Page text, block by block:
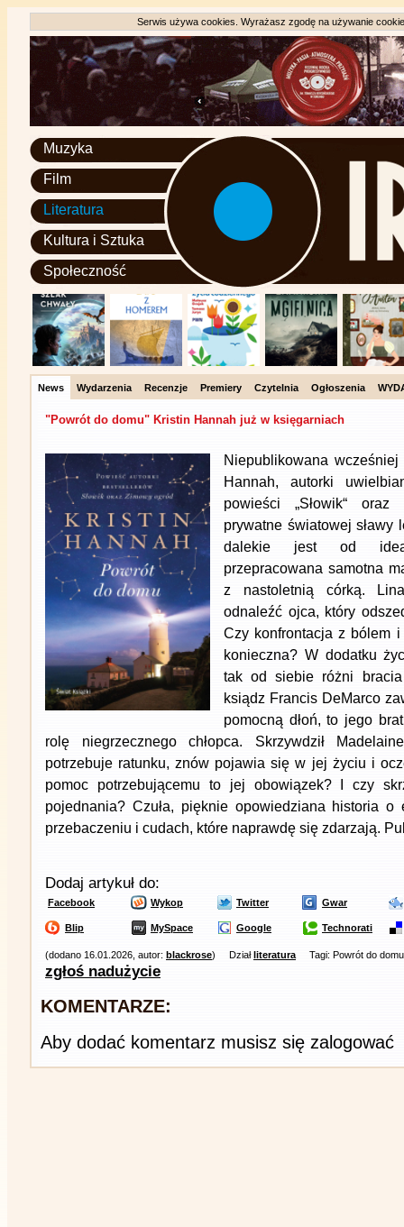
Serwis używa cookies. Wyrażasz zgodę na używanie
Muzyka
Film
Literatura
Kultura i Sztuka
Społeczność
News Wydarzenia Recenzje Premiery Czytelnia Ogłoszenia
"Powrót do domu" Kristin Hannah już w księgarniach
Niepublikowana
Hannah, autorki
powieści „Słowik“ oraz
prywatne światowej sławy
dalekie jest od
przepracowana samotna
z nastoletnią córką.
odnaleźć ojca, który
Czy konfrontacja z bólem i
konieczna? W dodatku
tak od siebie różni
ksiądz Francis DeMarco
pomocną dłoń, to jego
rolę niegrzecznego chłopca. Skrzywdził
potrzebuje ratunku, znów pojawia się w jej życiu i
pomoc potrzebującemu to jej obowiązek? I czy
pojednania? Czuła, pięknie opowiedziana historia o
przebaczeniu i cudach, które naprawdę się zdarzają.
Dodaj artykuł do:
Facebook Wykop Twitter Gwar
Blip MySpace Google Technorati
(dodano 16.01.2026, autor: blackrose) Działliteratura Tagi: Powrót do
zgłoś nadużycie
KOMENTARZE:
Aby dodać komentarz musisz się zalogować